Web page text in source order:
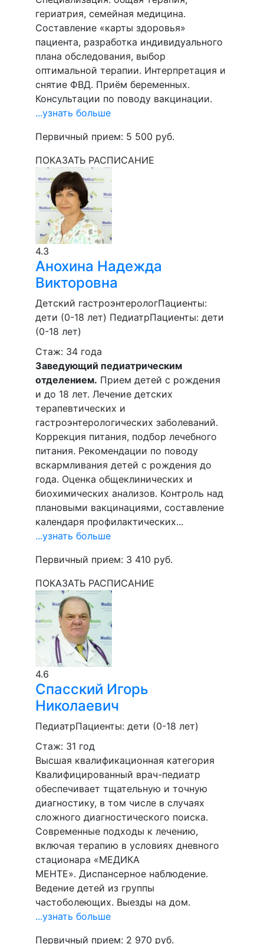
гериатрия, семейная медицина.
Составление «карты здоровья»
пациента, разработка индивидуального
плана обследования, выбор
оптимальной терапии. Интерпретация и
снятие ФВД. Приём беременных.
Консультации по поводу вакцинации.
...узнать больше
Первичный прием: 5 500 руб.
ПОКАЗАТЬ РАСПИСАНИЕ
4.3
Анохина Надежда
Викторовна
Детский гастроэнтерологПациенты:
дети (0-18 лет) ПедиатрПациенты: дети
(0-18 лет)
Стаж: 34 года
Заведующий педиатрическим
отделением. Прием детей с рождения
и до 18 лет. Лечение детских
терапевтических и
гастроэнтерологических заболеваний.
Коррекция питания, подбор лечебного
питания. Рекомендации по поводу
вскармливания детей с рождения до
года. Оценка общеклинических и
биохимических анализов. Контроль над
плановыми вакцинациями, составление
календаря профилактических...
...узнать больше
Первичный прием: 3 410 руб.
ПОКАЗАТЬ РАСПИСАНИЕ
4.6
Спасский Игорь
Николаевич
ПедиатрПациенты: дети (0-18 лет)
Стаж: 31 год
Высшая квалификационная категория
Квалифицированный врач-педиатр
обеспечивает тщательную и точную
диагностику, в том числе в случаях
сложного диагностического поиска.
Современные подходы к лечению,
включая терапию в условиях дневного
стационара «МЕДИКА
МЕНТЕ». Диспансерное наблюдение.
Ведение детей из группы
частоболеющих. Выезды на дом.
...узнать больше
Первичный прием: 2 970 руб.